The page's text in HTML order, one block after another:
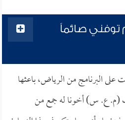
صائماً
البرنامج من الرياض، باعثها
(م. ع. س) أخونا له جمع من